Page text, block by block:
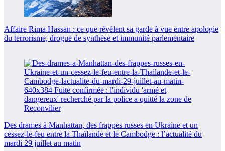
Affaire Rima Hassan : ce que révèlent sa garde à vue entre apologie
du terrorisme, drogue de synthèse et immunité parlementaire
Des drames à Manhattan, des frappes russes en Ukraine et un
cessez-le-feu entre la Thaïlande et le Cambodge : l’actualité du
mardi 29 juillet au matin